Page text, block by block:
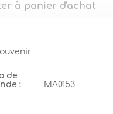
à panier d'achat
de
:
MA0153